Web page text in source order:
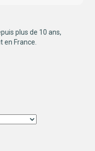
plus de 10 ans,
en France.